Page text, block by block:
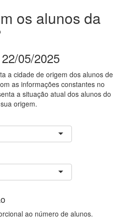
os alunos da
05/2025
a cidade de origem dos alunos de
as informações constantes no
a situação atual dos alunos do
origem.
ao número de alunos.